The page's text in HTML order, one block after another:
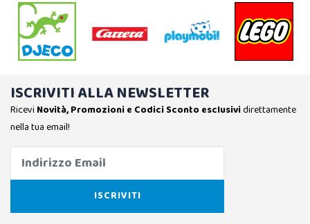
ISCRIVITI ALLA NEWSLETTER
Ricevi Novità, Promozioni e Codici Sconto esclusividirettamente
nella tua email!